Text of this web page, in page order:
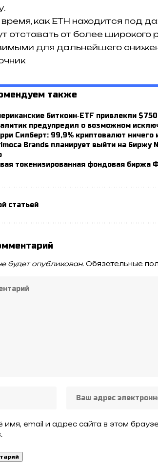
время, как ETH находится под
отставать от более широкого
для дальнейшего
также
биткоин‑ETF привлекли
предупредил о возможном
Силберт: 99,9% криптовалют ничего
Brands планирует выйти на биржу
токенизированная фондовая биржа
статьей
будет опубликован. Обязательные
имя, email и адрес сайта в этом